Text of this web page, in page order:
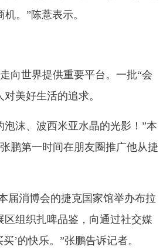
。”陈薏表示。
向世界提供重要平台。一批“会
美好生活的追求。
沫、波西米亚水晶的光影！”本
鹏第一时间在朋友圈推广他从捷
届消博会的捷克国家馆举办布拉
区组织扎啤品鉴，向通过社交媒
’的快乐。”张鹏告诉记者。